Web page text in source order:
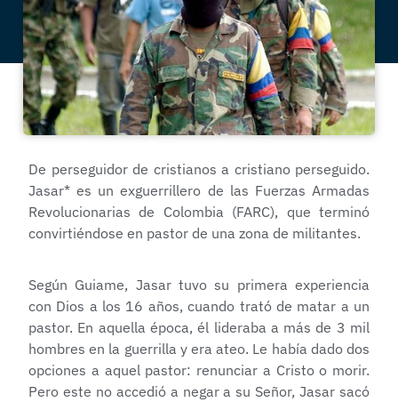
De perseguidor de cristianos a cristiano perseguido.
Jasar* es un exguerrillero de las Fuerzas Armadas
Revolucionarias de Colombia (FARC), que terminó
convirtiéndose en pastor de una zona de militantes.
Según Guiame, Jasar tuvo su primera experiencia
con Dios a los 16 años, cuando trató de matar a un
pastor. En aquella época, él lideraba a más de 3 mil
hombres en la guerrilla y era ateo. Le había dado dos
opciones a aquel pastor: renunciar a Cristo o morir.
Pero este no accedió a negar a su Señor, Jasar sacó